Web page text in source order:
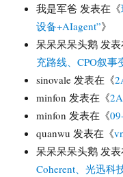
我是军爸 发表在《
设备+AIagent”》
呆呆呆呆头鹅 发
充路线、CPO叙
sinovale 发表在《
minfon 发表在《
minfon 发表在《
quanwu 发表在《
呆呆呆呆头鹅 发
Coherent、光迅科